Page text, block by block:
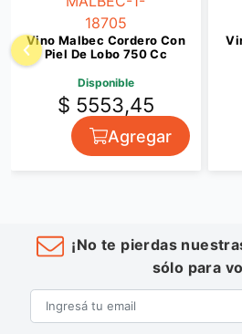
Vino Malbec Cordero Con
Piel De Lobo 750 Cc
Disponible
$ 5553,45
Agregar
¡No te pierdas
sólo para